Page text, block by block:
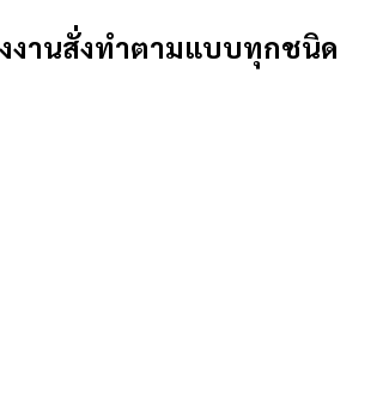
งานสั่งทำตามแบบทุกชนิด